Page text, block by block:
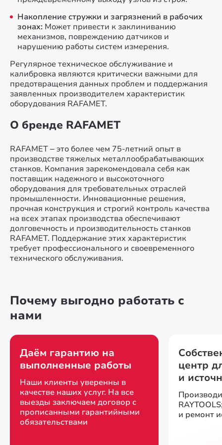
Накопление стружки и загрязнений в рабочих
зонах: Может привести к заклиниванию
механизмов, повреждению датчиков и
нарушению работы систем измерения.
Регулярное техническое обслуживание и
калибровка являются критически важными для
предотвращения данных проблем и поддержания
заявленных производителем характеристик
оборудования RAFAMET.
О бренде RAFAMET
RAFAMET – это более чем 75-летний опыт в
производстве тяжелых металлообрабатывающих
станков. Компания зарекомендовала себя как
поставщик надежного и высокоточного
оборудования для требовательных отраслей
промышленности. Инновационные решения,
прочная конструкция и строгий контроль качества
на всех этапах производства обеспечивают
долговечность и производительность станков
RAFAMET. Поддержание этих характеристик
требует профессионального и своевременного
технического обслуживания.
Почему выгодно работать с
нами
Даём гарантию на
выполненные работы
Наши клиенты уверенны в
качестве наших услуг. На все
выезды заключаем договор с
прописанными гарантийными
обязательствами
центр
и
и ремонт